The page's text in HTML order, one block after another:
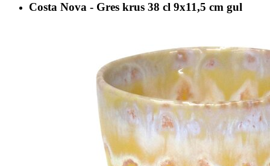
Costa Nova - Gres krus 38 cl 9x11,5 cm gul